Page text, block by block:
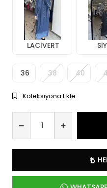
LACİVERT
36 38 40
Koleksiyona Ekle